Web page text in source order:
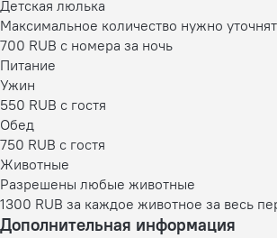
Детская люлька
Максимальное количество нужно
700 RUB с номера за ночь
Питание
Ужин
550 RUB c гостя
Обед
750 RUB c гостя
Животные
Разрешены любые животные
1300 RUB за каждое животное за весь
Дополнительная информация